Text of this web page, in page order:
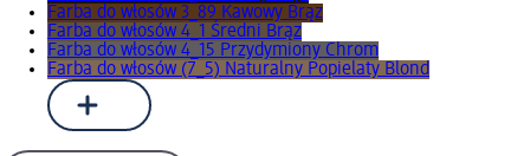
Farba do włosów 3_89 Kawowy Brąz
Farba do włosów 4_1 Średni Brąz
Farba do włosów 4_15 Przydymiony Chrom
Farba do włosów (7_5) Naturalny Popielaty Blond